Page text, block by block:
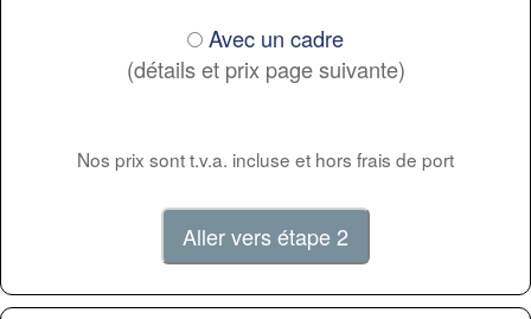
Avec un cadre
(détails et prix page suivante)
Nos prix sont t.v.a. incluse et hors frais de port